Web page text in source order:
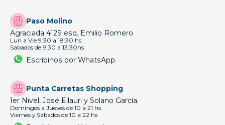
Paso Molino
Agraciada 4129 esq. Emilio Romero
Lun a Vie 9:30 a 18:30 hs
Sabados de 9:30 a 13:30hs
Escribinos por WhatsApp
Punta Carretas Shopping
1er Nivel, José Ellauri y Solano García.
Domingos a Jueves de 10 a 21 hs
Viernes y Sábados de 10 a 22 hs